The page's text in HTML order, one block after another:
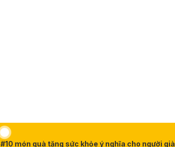
#10 món quà tặng sức khỏe ý nghĩa cho người già